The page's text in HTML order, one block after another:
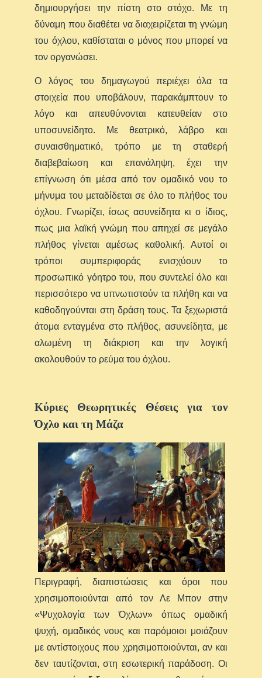
δημιουργήσει την πίστη στο στόχο. Με τη
δύναμη που διαθέτει να διαχειρίζεται τη γνώμη
του όχλου, καθίσταται ο μόνος που μπορεί να
τον οργανώσει.
Ο λόγος του δημαγωγού περιέχει όλα τα
στοιχεία που υποβάλουν, παρακάμπτουν το
λόγο και απευθύνονται κατευθείαν στο
υποσυνείδητο. Με θεατρικό, λάβρο και
συναισθηματικό, τρόπο με τη σταθερή
διαβεβαίωση και επανάληψη, έχει την
επίγνωση ότι μέσα από τον ομαδικό νου το
μήνυμα του μεταδίδεται σε όλο το πλήθος του
όχλου. Γνωρίζει, ίσως ασυνείδητα κι ο ίδιος,
πως μια λαϊκή γνώμη που απηχεί σε μεγάλο
πλήθος γίνεται αμέσως καθολική. Αυτοί οι
τρόποι συμπεριφοράς ενισχύουν το
προσωπικό γόητρο του, που συντελεί όλο και
περισσότερο να υπνωτιστούν τα πλήθη και να
καθοδηγούνται στη δράση τους. Τα ξεχωριστά
άτομα ενταγμένα στο πλήθος, ασυνείδητα, με
αλωμένη τη διάκριση και την λογική
ακολουθούν το ρεύμα του όχλου.
Κύριες Θεωρητικές Θέσεις για τον
Όχλο και τη Μάζα
Περιγραφή, διαπιστώσεις και όροι που
χρησιμοποιούνται από τον Λε Μπον στην
«Ψυχολογία των Όχλων» όπως ομαδική
ψυχή, ομαδικός νους και παρόμοιοι μοιάζουν
με αντίστοιχους που χρησιμοποιούνται, αν και
δεν ταυτίζονται, στη εσωτερική παράδοση. Οι